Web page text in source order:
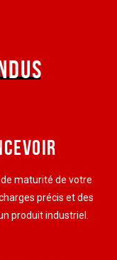
maturité de votre
précis et des
produit industriel.